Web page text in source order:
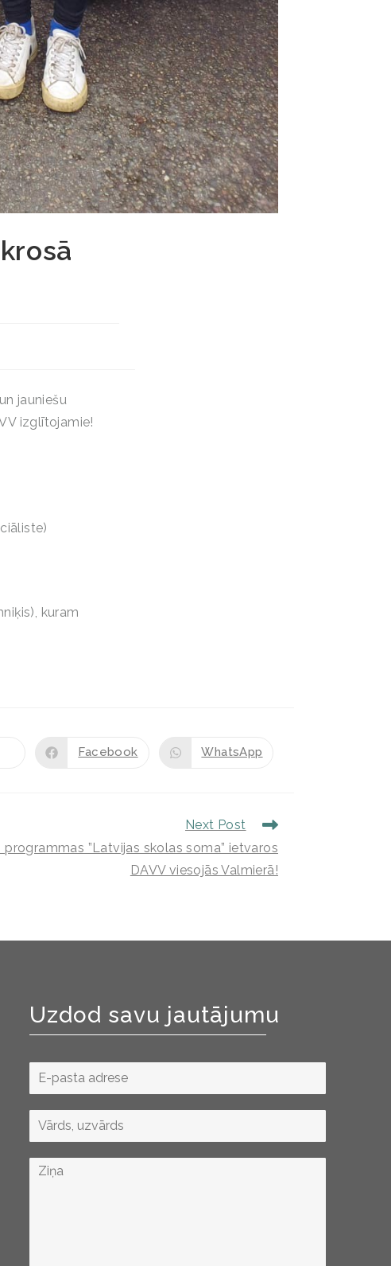
jauniešu
izglītojamie!
kuram
Facebook WhatsApp
Next Post
”Latvijas skolas soma” ietvaros
DAVV viesojās Valmierā!
Uzdod savu jautājumu